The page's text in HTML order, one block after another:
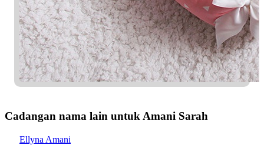
Cadangan nama lain untuk Amani Sarah
Ellyna Amani